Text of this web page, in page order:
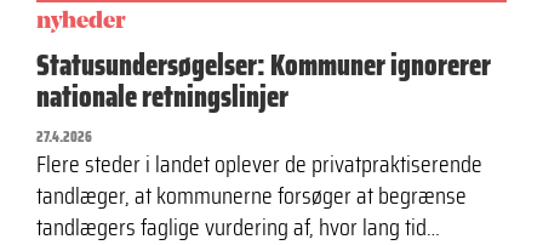
nyheder
Statusundersøgelser: Kommuner ignorerer
nationale retningslinjer
27.4.2026
Flere steder i landet oplever de privatpraktiserende
tandlæger, at kommunerne forsøger at begrænse
tandlægers faglige vurdering af, hvor lang tid…